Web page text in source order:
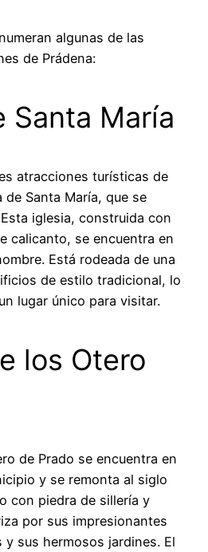
algunas de las
de Prádena:
Santa María
atracciones turísticas de
de Santa María, que se
iglesia, construida con
calicanto, se encuentra en
Está rodeada de una
de estilo tradicional, lo
lugar único para visitar.
los Otero
de Prado se encuentra en
y se remonta al siglo
con piedra de sillería y
por sus impresionantes
sus hermosos jardines. El